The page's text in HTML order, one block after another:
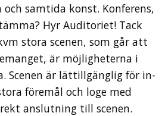
samtida konst. Konferens,
Hyr Auditoriet! Tack
stora scenen, som går att
är möjligheterna i
Scenen är lättillgänglig för in-
föremål och loge med
anslutning till scenen.